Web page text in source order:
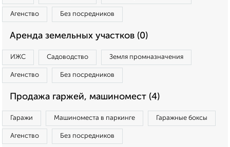
Агенство Без посредников
Аренда земельных участков (0)
ИЖС Садоводство Земля промназначения
Агенство Без посредников
Продажа гаржей, машиномест (4)
Гаражи Машиноместа в паркинге Гаражные боксы
Агенство Без посредников